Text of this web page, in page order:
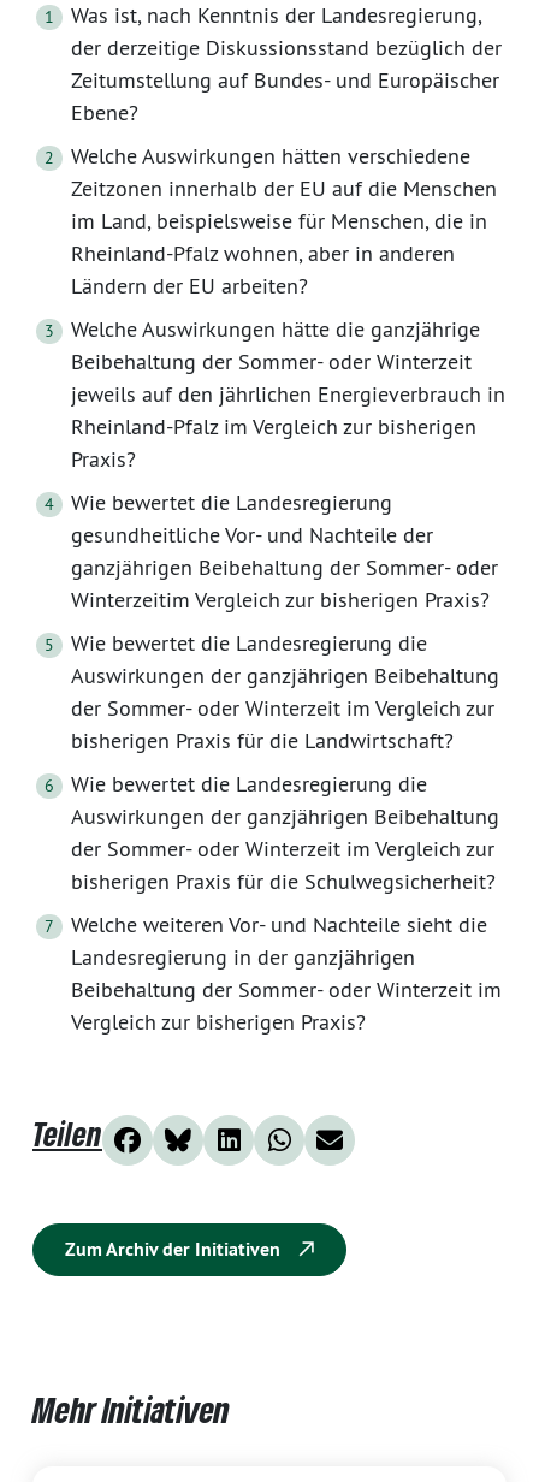
Was ist, nach Kenntnis der Landesregierung,
der derzeitige Diskussionsstand bezüglich der
Zeitumstellung auf Bundes- und Europäischer
Ebene?
Welche Auswirkungen hätten verschiedene
Zeitzonen innerhalb der EU auf die Menschen
im Land, beispielsweise für Menschen, die in
Rheinland-Pfalz wohnen, aber in anderen
Ländern der EU arbeiten?
Welche Auswirkungen hätte die ganzjährige
Beibehaltung der Sommer- oder Winterzeit
jeweils auf den jährlichen Energieverbrauch in
Rheinland-Pfalz im Vergleich zur bisherigen
Praxis?
Wie bewertet die Landesregierung
gesundheitliche Vor- und Nachteile der
ganzjährigen Beibehaltung der Sommer- oder
Winterzeitim Vergleich zur bisherigen Praxis?
Wie bewertet die Landesregierung die
Auswirkungen der ganzjährigen Beibehaltung
der Sommer- oder Winterzeit im Vergleich zur
bisherigen Praxis für die Landwirtschaft?
Wie bewertet die Landesregierung die
Auswirkungen der ganzjährigen Beibehaltung
der Sommer- oder Winterzeit im Vergleich zur
bisherigen Praxis für die Schulwegsicherheit?
Welche weiteren Vor- und Nachteile sieht die
Landesregierung in der ganzjährigen
Beibehaltung der Sommer- oder Winterzeit im
Vergleich zur bisherigen Praxis?
Teilen
Zum Archiv der Initiativen
Mehr Initiativen